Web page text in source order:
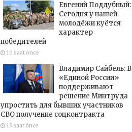
Евгений Поддубный:
Сегодня у нашей
молодёжи куётся
характер
победителей
10 saat önce
Владимир Сайбель: В
«Единой России»
поддерживают
решение Минтруда
упростить для бывших участников
СВО получение соцконтракта
13 saat önce